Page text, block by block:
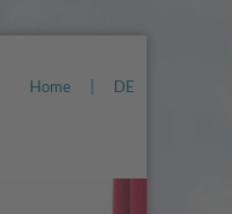
Home DE